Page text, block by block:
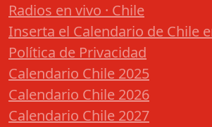
Radios en vivo · Chile
Inserta el Calendario de Chile
Política de Privacidad
Calendario Chile 2025
Calendario Chile 2026
Calendario Chile 2027